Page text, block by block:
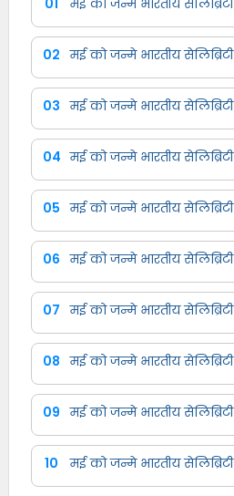
01 मई को जन्मे भारतीय सेलिब्रिटी
02 मई को जन्मे भारतीय सेलिब्रिटी
03 मई को जन्मे भारतीय सेलिब्रिटी
04 मई को जन्मे भारतीय सेलिब्रिटी
05 मई को जन्मे भारतीय सेलिब्रिटी
06 मई को जन्मे भारतीय सेलिब्रिटी
07 मई को जन्मे भारतीय सेलिब्रिटी
08 मई को जन्मे भारतीय सेलिब्रिटी
09 मई को जन्मे भारतीय सेलिब्रिटी
10 मई को जन्मे भारतीय सेलिब्रिटी